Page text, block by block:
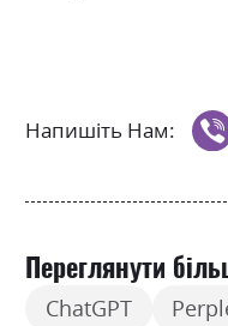
Напишіть Нам:
Переглянути
ChatGPT